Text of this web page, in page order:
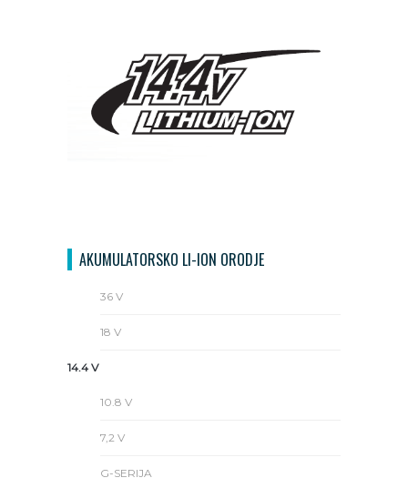
AKUMULATORSKO LI-ION ORODJE
36 V
18 V
14.4 V
10.8 V
7,2 V
G-SERIJA